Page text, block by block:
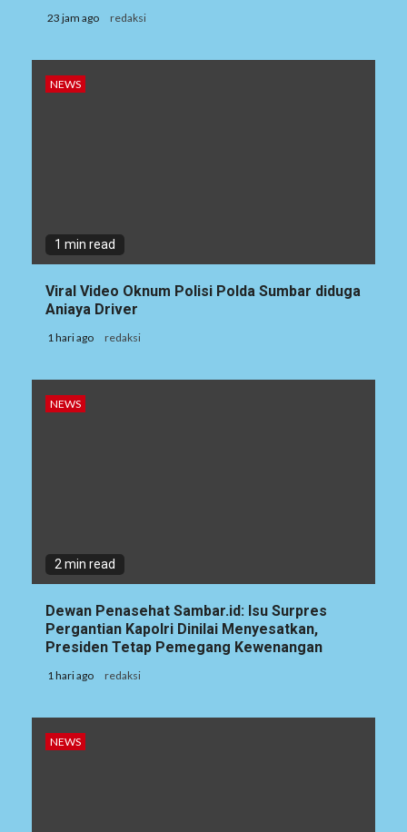
23 jam ago redaksi
NEWS
1 min read
Viral Video Oknum Polisi Polda Sumbar diduga
Aniaya Driver
1 hari ago redaksi
NEWS
2 min read
Dewan Penasehat Sambar.id: Isu Surpres
Pergantian Kapolri Dinilai Menyesatkan,
Presiden Tetap Pemegang Kewenangan
1 hari ago redaksi
NEWS